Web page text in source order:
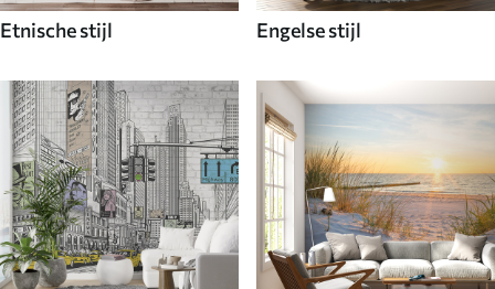
Etnische stijl Engelse stijl